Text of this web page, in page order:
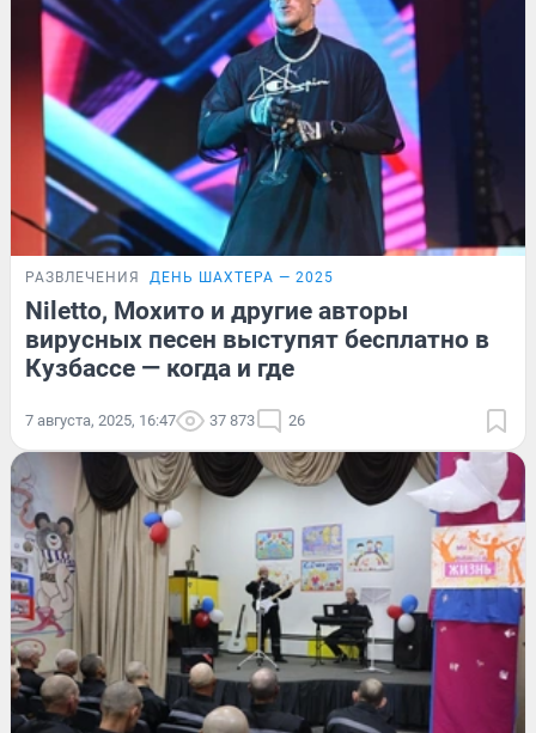
РАЗВЛЕЧЕНИЯ ДЕНЬ ШАХТЕРА — 2025
Niletto, Мохито и другие авторы
вирусных песен выступят бесплатно в
Кузбассе — когда и где
7 августа, 2025, 16:47 37 873 26